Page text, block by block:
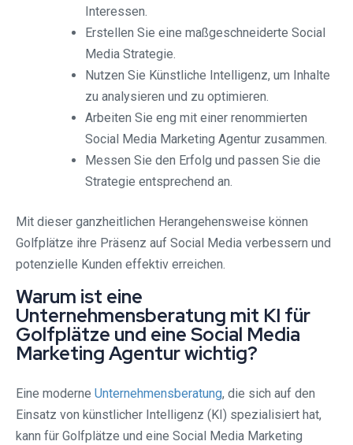
Interessen.
Erstellen Sie eine maßgeschneiderte Social
Media Strategie.
Nutzen Sie Künstliche Intelligenz, um Inhalte
zu analysieren und zu optimieren.
Arbeiten Sie eng mit einer renommierten
Social Media Marketing Agentur zusammen.
Messen Sie den Erfolg und passen Sie die
Strategie entsprechend an.
Mit dieser ganzheitlichen Herangehensweise können
Golfplätze ihre Präsenz auf Social Media verbessern und
potenzielle Kunden effektiv erreichen.
Warum ist eine
Unternehmensberatung mit KI für
Golfplätze und eine Social Media
Marketing Agentur wichtig?
Eine moderne Unternehmensberatung, die sich auf den
Einsatz von künstlicher Intelligenz (KI) spezialisiert hat,
kann für Golfplätze und eine Social Media Marketing